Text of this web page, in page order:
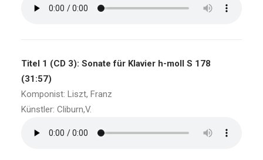
Titel 1 (CD 3): Sonate für Klavier h-moll S 178
(31:57)
Komponist: Liszt, Franz
Künstler: Cliburn,V.